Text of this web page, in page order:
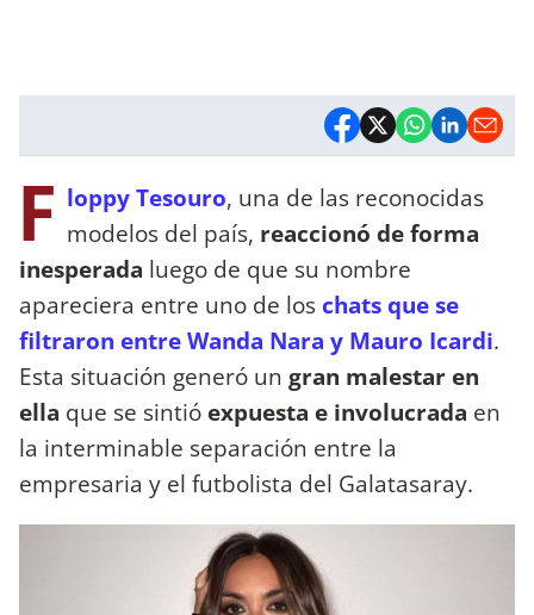
F loppy Tesouro, una de las reconocidas
modelos del país, reaccionó de forma
inesperada luego de que su nombre
apareciera entre uno de los chats que se
filtraron entre Wanda Nara y Mauro Icardi.
Esta situación generó un gran malestar en
ella que se sintió expuesta e involucrada en
la interminable separación entre la
empresaria y el futbolista del Galatasaray.